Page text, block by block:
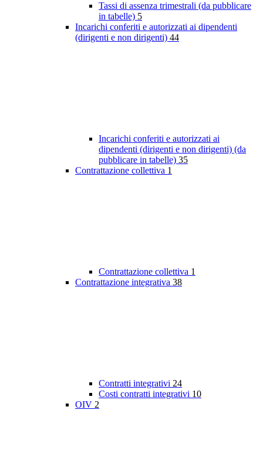
Tassi di assenza trimestrali (da pubblicare
in tabelle) 5
Incarichi conferiti e autorizzati ai dipendenti
(dirigenti e non dirigenti) 44
Incarichi conferiti e autorizzati ai
dipendenti (dirigenti e non dirigenti) (da
pubblicare in tabelle) 35
Contrattazione collettiva 1
Contrattazione collettiva 1
Contrattazione integrativa 38
Contratti integrativi 24
Costi contratti integrativi 10
OIV 2